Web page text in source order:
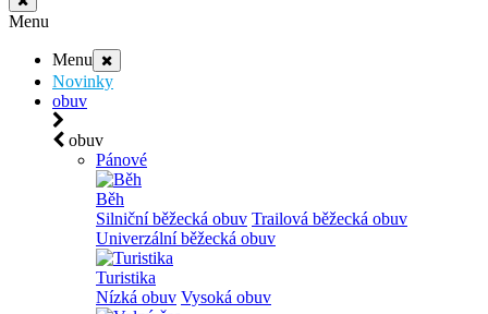
Menu
Menu
Novinky
obuv
obuv
Pánové
Běh
Silniční běžecká obuv Trailová běžecká obuv
Univerzální běžecká obuv
Turistika
Nízká obuv Vysoká obuv